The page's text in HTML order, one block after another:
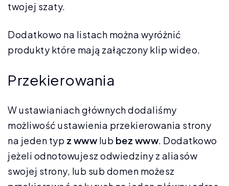
twojej szaty.
Dodatkowo na listach można wyróżnić
produkty które mają załączony klip wideo.
Przekierowania
W ustawianiach głównych dodaliśmy
możliwość ustawienia przekierowania strony
na jeden typ z www lub bez www. Dodatkowo
jeżeli odnotowujesz odwiedziny z aliasów
swojej strony, lub sub domen możesz